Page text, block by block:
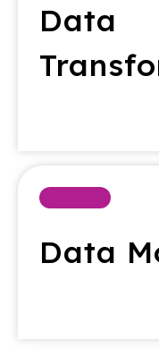
Data
Data